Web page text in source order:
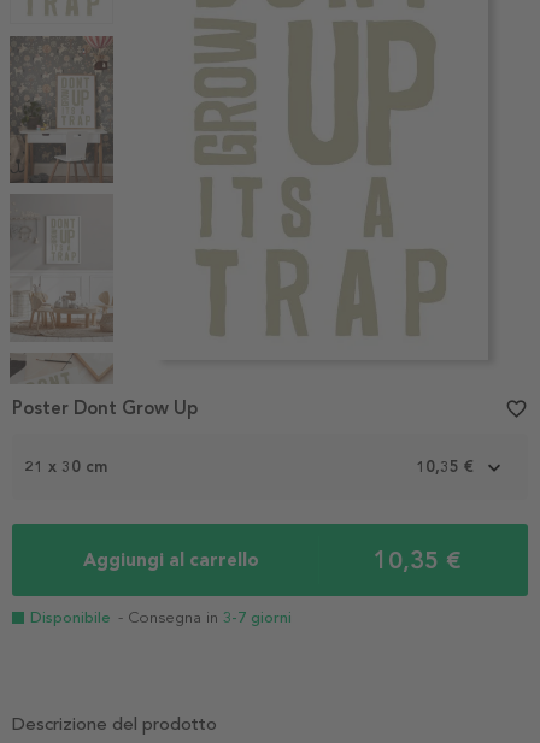
1
21 x 30 cm 10,35 €
Aggiungi al carrello 10,35 €
Disponibile - Consegna in 3-7 giorni
Poster Dont Grow Up favorite_border
Descrizione del prodotto